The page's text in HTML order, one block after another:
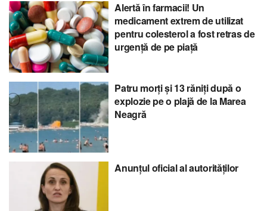
Alertă în farmacii! Un
medicament extrem de utilizat
pentru colesterol a fost retras de
urgență de pe piață
Patru morți și 13 răniți după o
explozie pe o plajă de la Marea
Neagră
Anunțul oficial al autorităților